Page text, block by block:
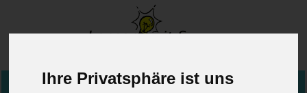
Ihre Privatsphäre ist uns
Home